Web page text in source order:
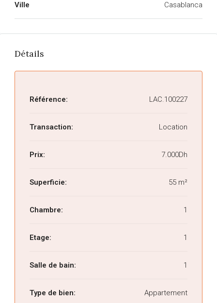
Ville Casablanca
Détails
Référence: LAC.100227
Transaction: Location
Prix: 7.000Dh
Superficie: 55 m²
Chambre: 1
Etage: 1
Salle de bain: 1
Type de bien: Appartement